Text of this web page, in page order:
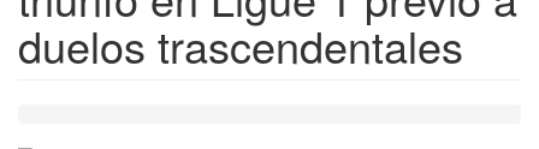
duelos trascendentales